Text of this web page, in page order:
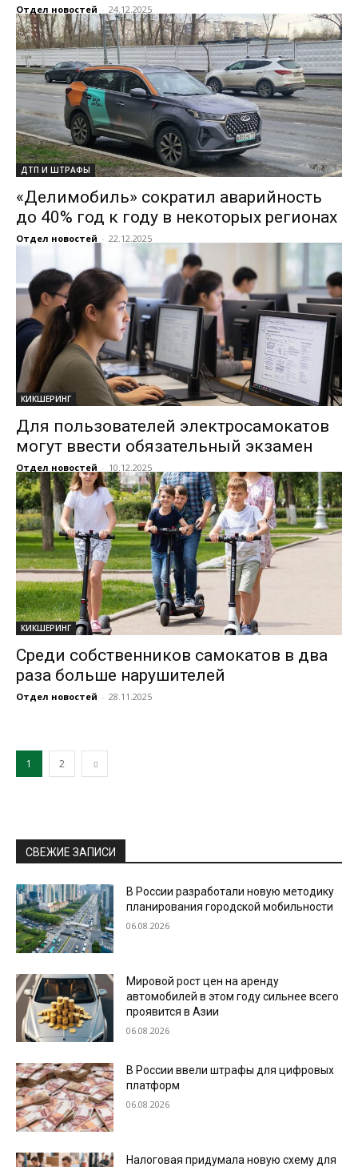
Отдел новостей - 24.12.2025
ДТП И ШТРАФЫ
«Делимобиль» сократил аварийность
до 40% год к году в некоторых регионах
Отдел новостей - 22.12.2025
КИКШЕРИНГ
Для пользователей электросамокатов
могут ввести обязательный экзамен
Отдел новостей - 10.12.2025
КИКШЕРИНГ
Среди собственников самокатов в два
раза больше нарушителей
Отдел новостей - 28.11.2025
1 2
СВЕЖИЕ ЗАПИСИ
В России разработали новую методику
планирования городской мобильности
06.08.2026
Мировой рост цен на аренду
автомобилей в этом году сильнее всего
проявится в Азии
06.08.2026
В России ввели штрафы для цифровых
платформ
06.08.2026
Налоговая придумала новую схему для